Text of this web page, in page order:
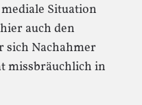
Situation
auch den
sich Nachahmer
missbräuchlich in